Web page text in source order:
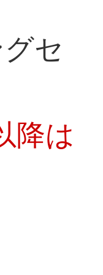
セ
降は